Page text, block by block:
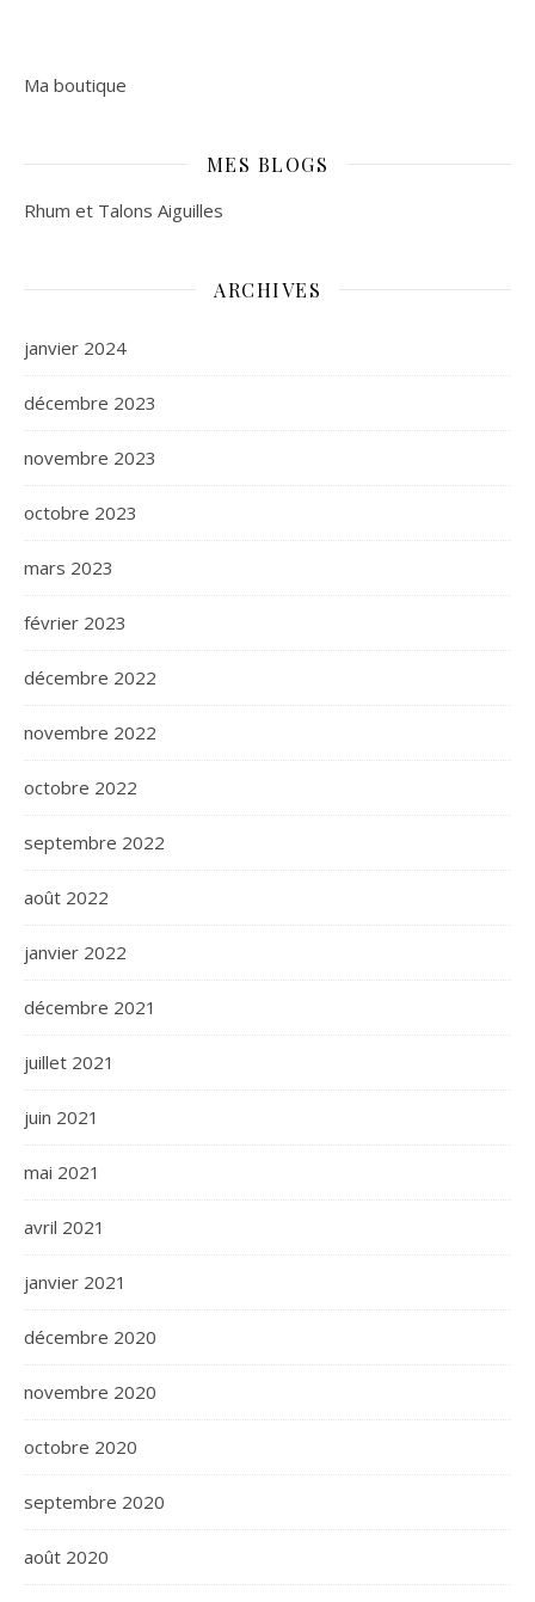
Ma boutique
MES BLOGS
Rhum et Talons Aiguilles
ARCHIVES
janvier 2024
décembre 2023
novembre 2023
octobre 2023
mars 2023
février 2023
décembre 2022
novembre 2022
octobre 2022
septembre 2022
août 2022
janvier 2022
décembre 2021
juillet 2021
juin 2021
mai 2021
avril 2021
janvier 2021
décembre 2020
novembre 2020
octobre 2020
septembre 2020
août 2020